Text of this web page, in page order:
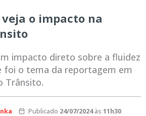
o impacto na
impacto direto sobre a fluidez
foi o tema da reportagem em
Trânsito.
Publicado 24/07/2024às 11h30